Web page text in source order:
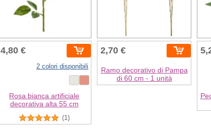
4,80 €
2 colori disponibili
Rosa bianca artificiale
decorativa alta 55 cm
(1)
2,70 €
Ramo decorativo di Pampa
di 60 cm - 1 unità